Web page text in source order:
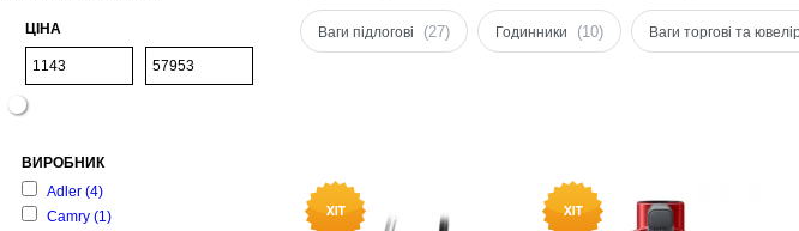
ЦІНА
ВИРОБНИК
Adler (4)
Camry (1)
Ваги підлогові (27) Годинники (10) Ваги торгові та